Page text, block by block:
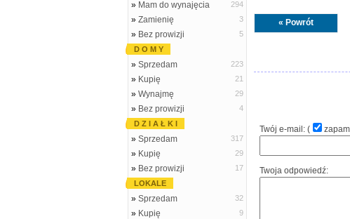
» Mam do wynajęcia 294
» Zamienię 3
» Bez prowizji
5
D O M Y
» Sprzedam 223
» Kupię 21
» Wynajmę 29
» Bez prowizji
4
D Z I A Ł K I
» Sprzedam 317
» Kupię 29
» Bez prowizji
17
LOKALE
» Sprzedam 32
» Kupię 9
« Powrót
Twój e-mail: (
Twoja odpowiedź: